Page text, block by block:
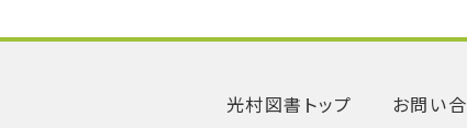
光村図書トップ お問い